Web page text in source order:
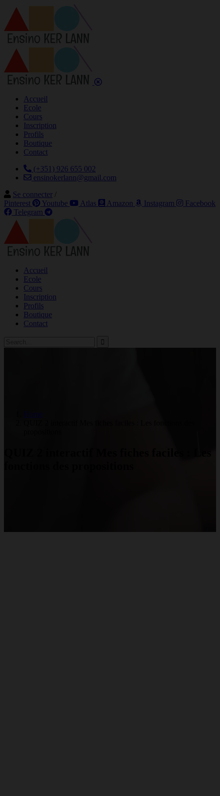
Accueil
Ecole
Cours
Inscription
Profils
Boutique
Contact
(+351) 926 655 002
ensinokerlann@gmail.com
Se connecter /
Pinterest
Youtube Atlas Amazon Instagram
Facebook
Telegram
Accueil
Ecole
Cours
Inscription
Profils
Boutique
Contact
Home